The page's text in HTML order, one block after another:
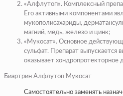
«Алфлутоп». Комплексный
Его активными компонентами
мукополисахариды,
магний, медь, железо и цинк;
«Мукосат». Основное
сульфат. Препарат выпускается
оказывает хондропротекторное
Биартрин Алфлутоп Мукосат
Самостоятельно заменять